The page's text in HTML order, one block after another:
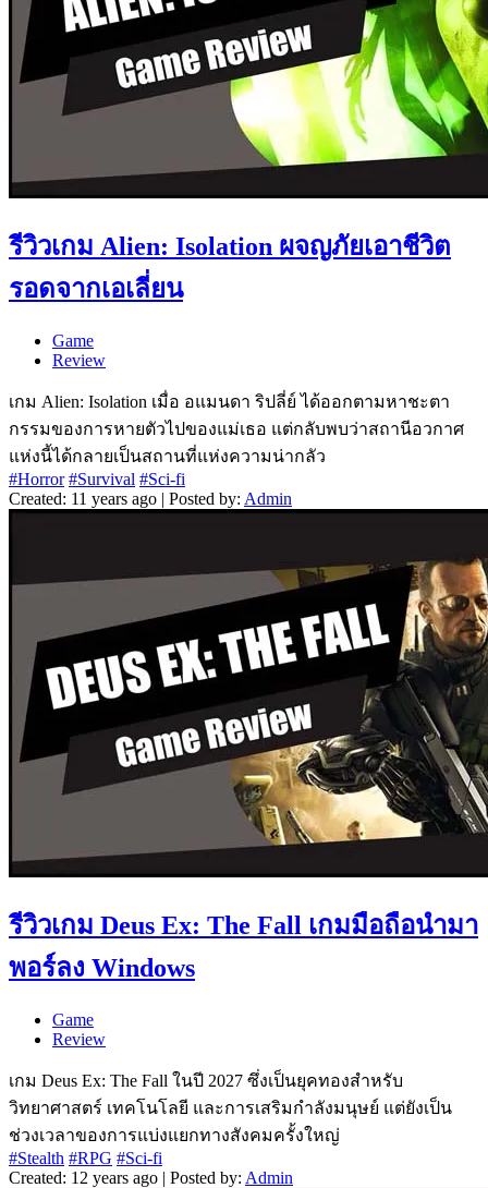
รีวิวเกม Alien: Isolation ผจญภัยเอาชีวิต
รอดจากเอเลี่ยน
Game
Review
เกม Alien: Isolation เมื่อ อแมนดา ริปลี่ย์ ได้ออกตามหาชะตา
กรรมของการหายตัวไปของแม่เธอ แต่กลับพบว่าสถานีอวกาศ
แห่งนี้ได้กลายเป็นสถานที่แห่งความน่ากลัว
#Horror #Survival #Sci-fi
Created: 11 years ago | Posted by: Admin
รีวิวเกม Deus Ex: The Fall เกมมือถือนำมา
พอร์ลง Windows
Game
Review
เกม Deus Ex: The Fall ในปี 2027 ซึ่งเป็นยุคทองสำหรับ
วิทยาศาสตร์ เทคโนโลยี และการเสริมกำลังมนุษย์ แต่ยังเป็น
ช่วงเวลาของการแบ่งแยกทางสังคมครั้งใหญ่
#Stealth #RPG #Sci-fi
Created: 12 years ago | Posted by: Admin